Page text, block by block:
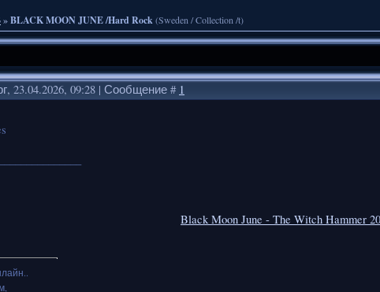
»BLACK MOON JUNE /Hard Rock(Sweden / Collection /t)
23.04.2026, 09:28 | Сообщение # 1
Black Moon June - The Witch Hammer